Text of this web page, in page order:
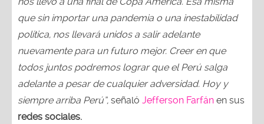
que sin importar una pandemia o una inestabilidad
política, nos llevará unidos a salir adelante
nuevamente para un futuro mejor. Creer en que
todos juntos podremos lograr que el Perú salga
adelante a pesar de cualquier adversidad. Hoy y
siempre arriba Perú”, señaló Jefferson Farfán en sus
redes sociales.